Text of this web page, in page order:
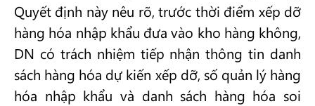
Quyết định này nêu rõ, trước thời điểm xếp dỡ
hàng hóa nhập khẩu đưa vào kho hàng không,
DN có trách nhiệm tiếp nhận thông tin danh
sách hàng hóa dự kiến xếp dỡ, số quản lý hàng
hóa nhập khẩu và danh sách hàng hóa soi